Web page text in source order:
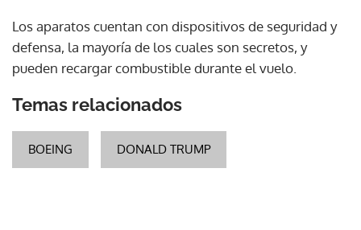
Los aparatos cuentan con dispositivos de seguridad y
defensa, la mayoría de los cuales son secretos, y
pueden recargar combustible durante el vuelo.
Temas relacionados
BOEING DONALD TRUMP